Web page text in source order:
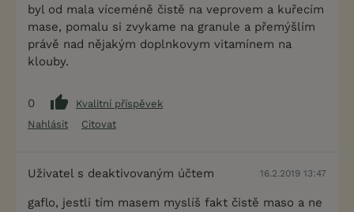
byl od mala víceméně čistě na veprovem a kuřecím
mase, pomalu si zvykame na granule a přemýšlím
právě nad nějakým doplnkovym vitamínem na
klouby.
0
Kvalitní příspěvek
Nahlásit
Citovat
Uživatel s deaktivovaným účtem 16.2.2019 13:47
gaflo, jestli tím masem myslíš fakt čistě maso a ne